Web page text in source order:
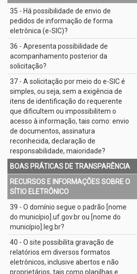
35 - Há possibilidade de envio de
pedidos de informação de forma
eletrônica (e­-SIC)?
36 - Apresenta possibilidade de
acompanhamento posterior da
solicitação?
37 - A solicitação por meio do e­-SIC é
simples, ou seja, sem a exigência de
itens de identificação do requerente
que dificultem ou impossibilitem o
acesso à informação, tais como: envio
de documentos, assinatura
reconhecida, declaração de
responsabilidade, maioridade?
BOAS PRÁTICAS DE TRANSPARÊNCIA
RECURSOS E INFORMAÇÕES SOBRE O
SÍTIO ELETRÔNICO
39 - O domínio segue o padrão [nome
do município].uf.gov.br ou [nome do
município].leg.br?
40 - O site possibilita gravação de
relatórios em diversos formatos
eletrônicos, inclusive abertos e não
proprietários, tais como planilhas e